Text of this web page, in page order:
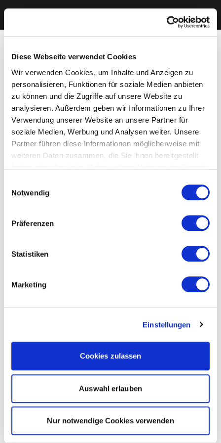
Diese Webseite verwendet Cookies
Wir verwenden Cookies, um Inhalte und Anzeigen zu
personalisieren, Funktionen für soziale Medien anbieten
zu können und die Zugriffe auf unsere Website zu
analysieren. Außerdem geben wir Informationen zu Ihrer
Verwendung unserer Website an unsere Partner für
soziale Medien, Werbung und Analysen weiter. Unsere
Partner führen diese Informationen möglicherweise mit
weiteren Daten zusammen, die Sie ihnen bereitgestellt
Cookies, wenn Sie unsere Webseite weiterhin nutzen.
Notwendig
Präferenzen
Statistiken
Marketing
Einstellungen
Cookies zulassen
Auswahl erlauben
Nur notwendige Cookies verwenden